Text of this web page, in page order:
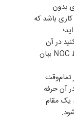
بدون
باشد که
در آن
واجد شرایط هستید همان‌طور که توسط NOC بیان
تمام‌وقت
در آن حرفه
یک مقام